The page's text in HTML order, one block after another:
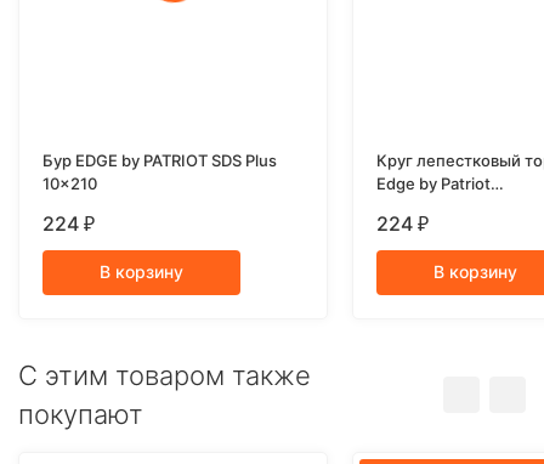
Бур EDGE by PATRIOT SDS Plus
10x210
224 ₽
В корзину
Круг лепестковый
Edge by Patriot
224 ₽
В корзину
C этим товаром также
покупают